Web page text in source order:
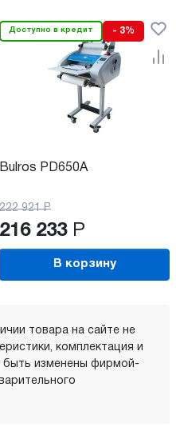
Доступно в кредит - 3%
Bulros PD650A
222 921 Р
216 233 Р
В корзину
товара на сайте не
комплектация и
быть изменены фирмой-